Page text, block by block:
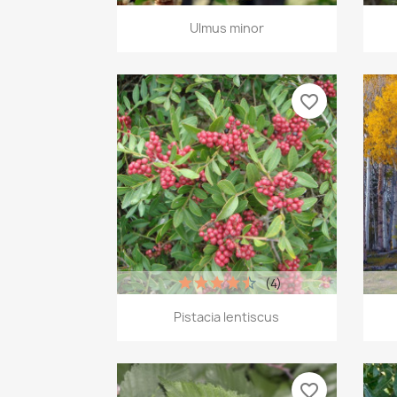
 Vista rápida
Ulmus minor
Vista rápida
Pistacia lentiscus
(4)
favorite_border
favorite_border